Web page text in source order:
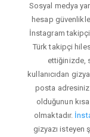
Sosyal medya
hesap
İnstagram
Türk takipçi
ettiğinizde,
kullanıcıdan
posta adresinizi
olduğunun
olmaktadır.
gizyazı isteyen